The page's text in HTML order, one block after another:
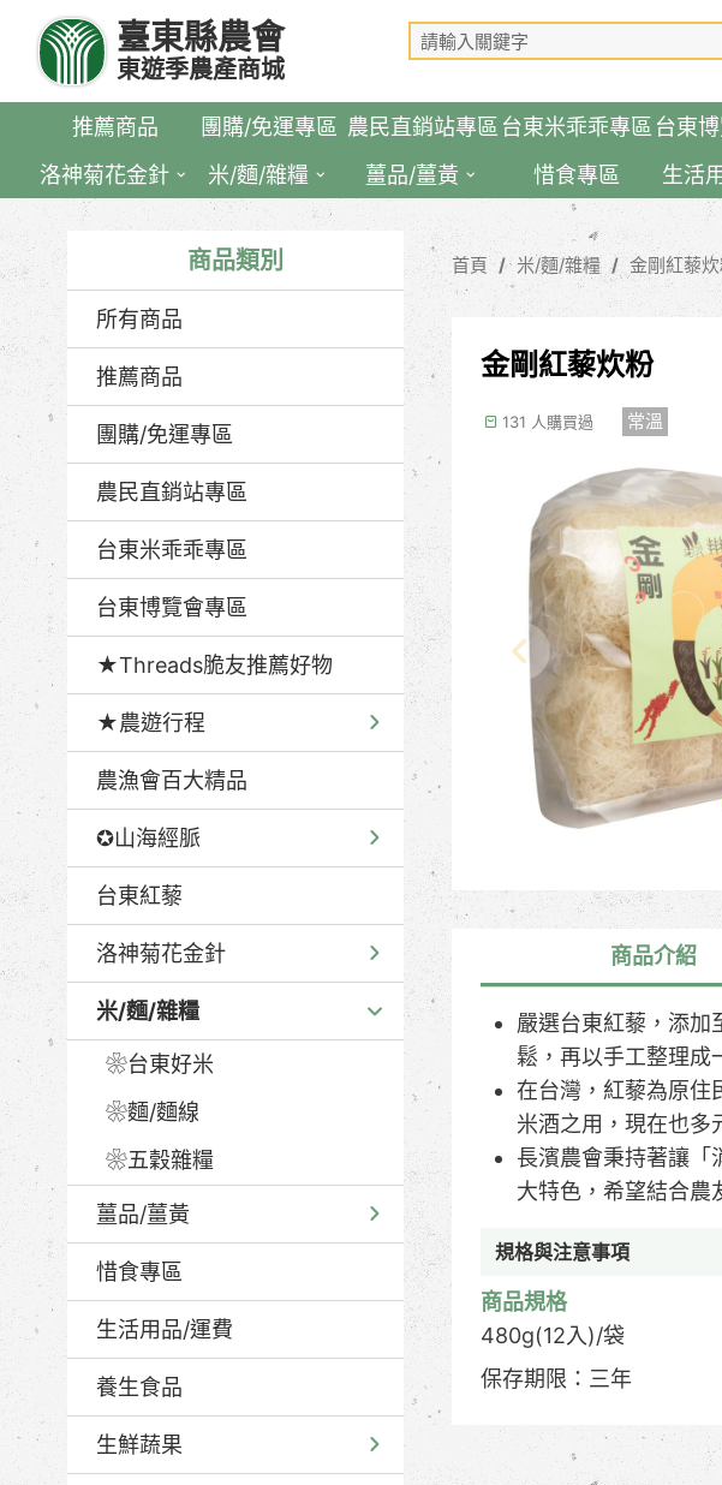
要
臺東縣農會
東遊季農產商城
推薦商品 團購/免運專區 農民直銷站專區 台東米乖乖專區 台東
洛神菊花金針
米/麵/雜糧 薑品/薑黃 惜食專區 生活
商品類別
所有商品
推薦商品
團購/免運專區
農民直銷站專區
台東米乖乖專區
台東博覽會專區
★Threads脆友推薦好物
★農遊行程
農漁會百大精品
✪山海經脈
台東紅藜
洛神菊花金針
米/麵/雜糧
❀台東好米
❀麵/麵線
❀五穀雜糧
薑品/薑黃
惜食專區
生活用品/運費
養生食品
生鮮蔬果
首頁 米/麵/雜糧 金剛紅藜
金剛紅藜炊粉
131 人購買過 常溫
商品介紹
嚴選台東紅藜，添
鬆，再以手工整理成
在台灣，紅藜為原住
米酒之用，現在也多
長濱農會秉持著讓「
大特色，希望結合農
規格與注意事項
商品規格
480g(12入)/袋
保存期限：三年